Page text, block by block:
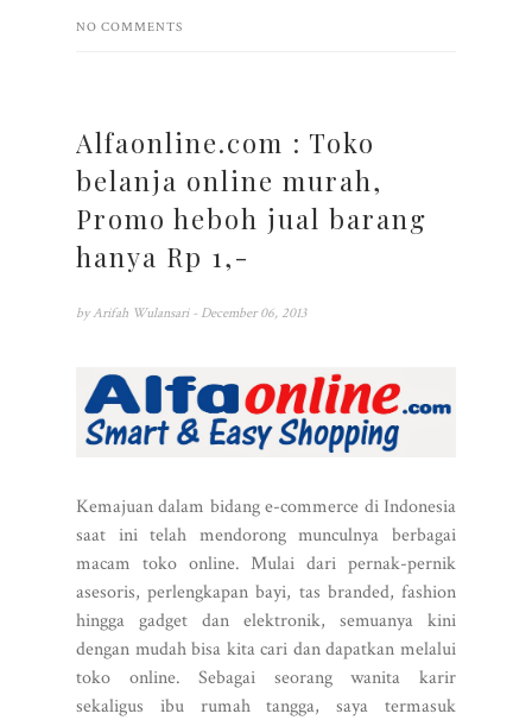
NO COMMENTS
Alfaonline.com : Toko
belanja online murah,
Promo heboh jual barang
hanya Rp 1,-
by Arifah Wulansari - December 06, 2013
Kemajuan dalam bidang e-commerce di Indonesia
saat ini telah mendorong munculnya berbagai
macam toko online. Mulai dari pernak-pernik
asesoris, perlengkapan bayi, tas branded, fashion
hingga gadget dan elektronik, semuanya kini
dengan mudah bisa kita cari dan dapatkan melalui
toko online. Sebagai seorang wanita karir
sekaligus ibu rumah tangga, saya termasuk